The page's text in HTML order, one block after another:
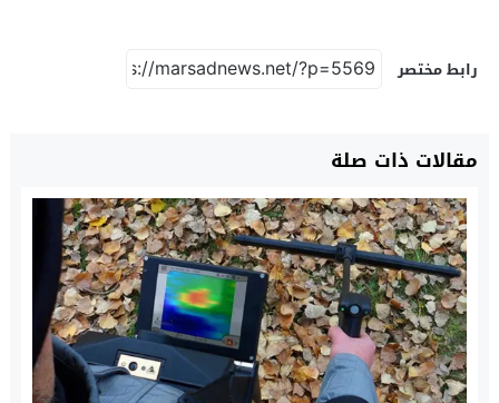
رابط مختصر
مقالات ذات صلة